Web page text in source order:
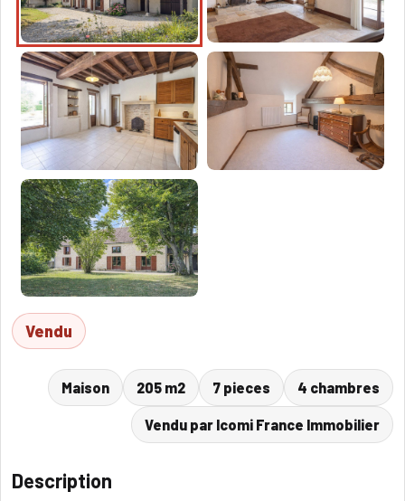
Vendu
Maison 205 m2 7 pieces 4 chambres
Vendu par Icomi France Immobilier
Description